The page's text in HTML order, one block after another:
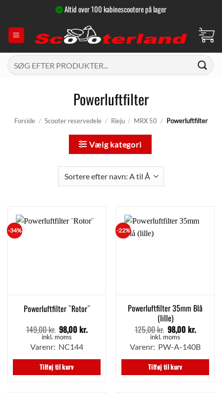
indhold
Altid over 100 kabinescootere på lager
Søg
efter:
Powerluftfilter
Forside / Scooter reservedele / Rieju / MRX 50 / Powerluftfilter
Vælg kategori
-34%
Powerluftfilter ¨Rotor¨
149,00kr. Den
oprindelige
pris
var:
149,00 kr..
98,00kr.
98,00 kr..
inkl. moms
Varenr: NC144
Tilføj til kurv
-22%
Powerluftfilter 35mm Blå
(lille)
125,00kr. Den
oprindelige
pris
var:
125,00 kr..
98,00kr.
pris
er:
98,00
inkl. moms
Varenr: PW-A-140B
Tilføj til kurv